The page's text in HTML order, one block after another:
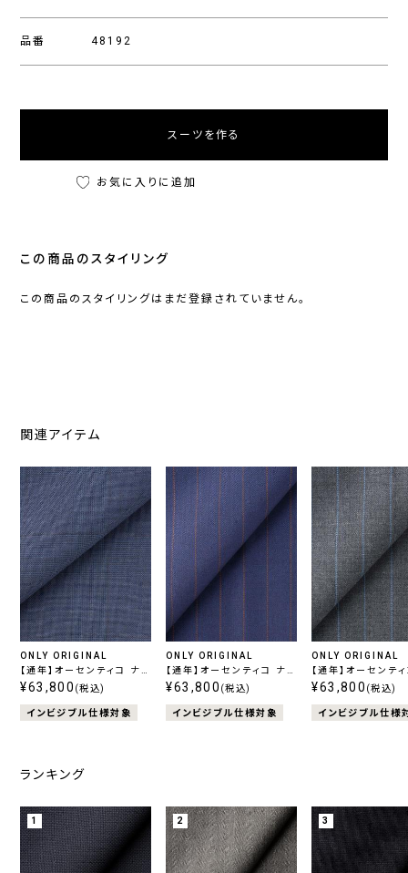
品番 48192
スーツを作る
お気に入りに追加
この商品のスタイリング
この商品のスタイリングはまだ登録されていません。
関連アイテム
ONLY ORIGINAL
【通年】オーセンティコ ナチ
ュラルストレッチ ブルーチェ
¥63,800 (税込)
インビジブル仕様対象
ONLY ORIGINAL
【通年】オーセンティコ ナチ
ュラルストレッチ ネイビー
¥63,800 (税込)
インビジブル仕様対象
ONLY ORIGINAL
【通年】オーセンテ
ュラルストレッチ グ
¥63,800 (税込)
インビジブル仕様
ランキング
1 2 3